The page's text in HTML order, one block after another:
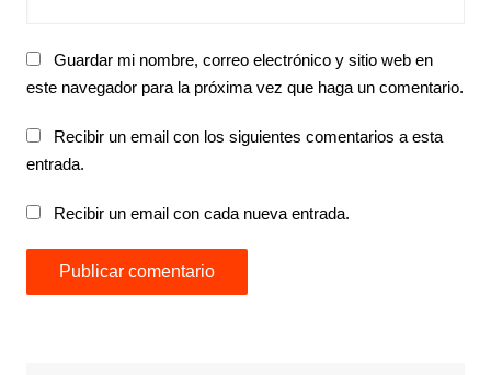
Guardar mi nombre, correo electrónico y sitio web en
este navegador para la próxima vez que haga un comentario.
Recibir un email con los siguientes comentarios a esta
entrada.
Recibir un email con cada nueva entrada.